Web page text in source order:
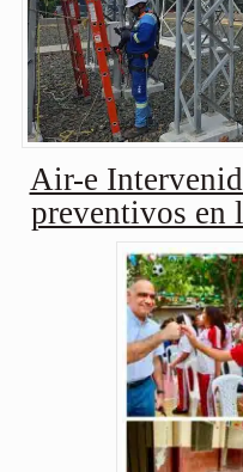
Air-e
preventivos en